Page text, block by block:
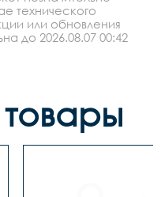
технического
или обновления
до 2026.08.07 00:42